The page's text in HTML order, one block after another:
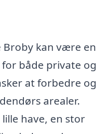
Broby kan være en
både private og
at forbedre og
arealer.
have, en stor